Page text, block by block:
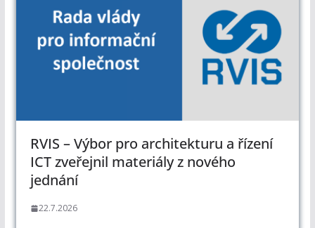
RVIS – Výbor pro architekturu a řízení
ICT zveřejnil materiály z nového
jednání
22.7.2026